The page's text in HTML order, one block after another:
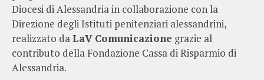
Diocesi di Alessandria in collaborazione con la
Direzione degli Istituti penitenziari alessandrini,
realizzato daLaV Comunicazione grazie al
contributo della Fondazione Cassa di Risparmio di
Alessandria.